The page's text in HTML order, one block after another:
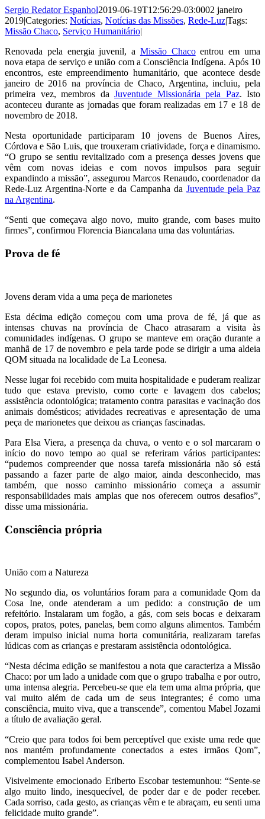
Sergio Redator Espanhol2019-06-19T12:56:29-03:0002 janeiro
2019|Categories: Notícias, Notícias das Missões, Rede-Luz|Tags:
Missão Chaco, Serviço Humanitário|
Renovada pela energia juvenil, a Missão Chacoentrou em uma
nova etapa de serviço e união com a Consciência Indígena. Após 10
encontros, este empreendimento humanitário, que acontece desde
janeiro de 2016 na província de Chaco, Argentina, incluiu, pela
primeira vez, membros da Juventude Missionária pela Paz. Isto
aconteceu durante as jornadas que foram realizadas em 17 e 18 de
novembro de 2018.
Nesta oportunidade participaram 10 jovens de Buenos Aires,
Córdova e São Luis, que trouxeram criatividade, força e dinamismo.
“O grupo se sentiu revitalizado com a presença desses jovens que
vêm com novas ideias e com novos impulsos para seguir
expandindo a missão”, assegurou Marcos Renaudo, coordenador da
Rede-Luz Argentina-Norte e da Campanha da Juventude pela Paz
na Argentina.
“Senti que começava algo novo, muito grande, com bases muito
firmes”, confirmou Florencia Biancalana uma das voluntárias.
Prova de fé
Jovens deram vida a uma peça de marionetes
Esta décima edição começou com uma prova de fé, já que as
intensas chuvas na província de Chaco atrasaram a visita às
comunidades indígenas. O grupo se manteve em oração durante a
manhã de 17 de novembro e pela tarde pode se dirigir a uma aldeia
QOM situada na localidade de La Leonesa.
Nesse lugar foi recebido com muita hospitalidade e puderam realizar
tudo que estava previsto, como corte e lavagem dos cabelos;
assistência odontológica; tratamento contra parasitas e vacinação dos
animais domésticos; atividades recreativas e apresentação de uma
peça de marionetes que deixou as crianças fascinadas.
Para Elsa Viera, a presença da chuva, o vento e o sol marcaram o
início do novo tempo ao qual se referiram vários participantes:
“pudemos compreender que nossa tarefa missionária não só está
passando a fazer parte de algo maior, ainda desconhecido, mas
também, que nosso caminho missionário começa a assumir
responsabilidades mais amplas que nos oferecem outros desafios”,
disse uma missionária.
Consciência própria
União com a Natureza
No segundo dia, os voluntários foram para a comunidade Qom da
Cosa Ine, onde atenderam a um pedido: a construção de um
refeitório. Instalaram um fogão, a gás, com seis bocas e deixaram
copos, pratos, potes, panelas, bem como alguns alimentos. Também
deram impulso inicial numa horta comunitária, realizaram tarefas
lúdicas com as crianças e prestaram assistência odontológica.
“Nesta décima edição se manifestou a nota que caracteriza a Missão
Chaco: por um lado a unidade com que o grupo trabalha e por outro,
uma intensa alegria. Percebeu-se que ela tem uma alma própria, que
vai muito além de cada um de seus integrantes; é como uma
consciência, muito viva, que a transcende”, comentou Mabel Jozami
a título de avaliação geral.
“Creio que para todos foi bem perceptível que existe uma rede que
nos mantém profundamente conectados a estes irmãos Qom”,
complementou Isabel Anderson.
Visivelmente emocionado Eriberto Escobar testemunhou: “Sente-se
algo muito lindo, inesquecível, de poder dar e de poder receber.
Cada sorriso, cada gesto, as crianças vêm e te abraçam, eu senti uma
felicidade muito grande”.